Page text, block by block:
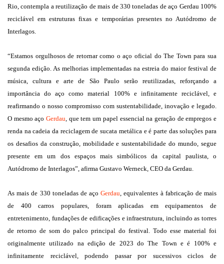
Rio, contempla a reutilização de mais de 330 toneladas de aço Gerdau 100%
reciclável em estruturas fixas e temporárias presentes no Autódromo de
Interlagos.
“Estamos orgulhosos de retornar como o aço oficial do The Town para sua
segunda edição. As melhorias implementadas na estreia do maior festival de
música, cultura e arte de São Paulo serão reutilizadas, reforçando a
importância do aço como material 100% e infinitamente reciclável, e
reafirmando o nosso compromisso com sustentabilidade, inovação e legado.
O mesmo açoGerdau, que tem um papel essencial na geração de empregos e
renda na cadeia da reciclagem de sucata metálica e é parte das soluções para
os desafios da construção, mobilidade e sustentabilidade do mundo, segue
presente em um dos espaços mais simbólicos da capital paulista, o
Autódromo de Interlagos”, afirma Gustavo Werneck, CEO da Gerdau.
As mais de 330 toneladas de açoGerdau, equivalentes à fabricação de mais
de 400 carros populares, foram aplicadas em equipamentos de
entretenimento, fundações de edificações e infraestrutura, incluindo as torres
de retorno de som do palco principal do festival. Todo esse material foi
originalmente utilizado na edição de 2023 do The Town e é 100% e
infinitamente reciclável, podendo passar por sucessivos ciclos de